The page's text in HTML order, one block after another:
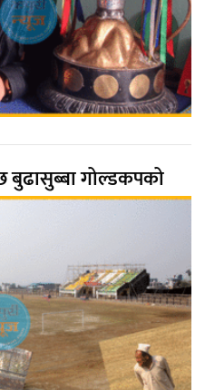
बुढासुब्बा गोल्डकपको